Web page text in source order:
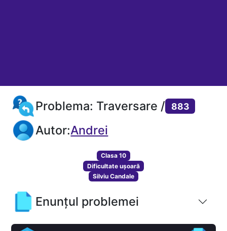
Problema: Traversare / 883
Autor:Andrei
Clasa 10
Dificultate ușoară
Silviu Candale
Enunțul problemei